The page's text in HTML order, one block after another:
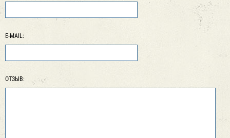
E-MAIL:
ОТЗЫВ: